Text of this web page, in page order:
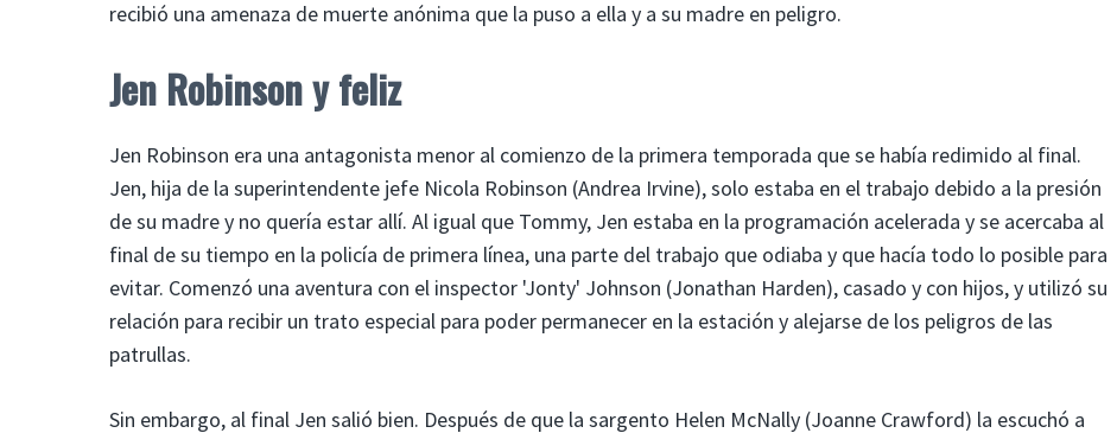
recibió una amenaza de muerte anónima que la puso a ella y a su madre en peligro.
Jen Robinson y feliz
Jen Robinson era una antagonista menor al comienzo de la primera temporada que se había redimido al final.
Jen, hija de la superintendente jefe Nicola Robinson (Andrea Irvine), solo estaba en el trabajo debido a la presión
de su madre y no quería estar allí. Al igual que Tommy, Jen estaba en la programación acelerada y se acercaba al
final de su tiempo en la policía de primera línea, una parte del trabajo que odiaba y que hacía todo lo posible para
evitar. Comenzó una aventura con el inspector 'Jonty' Johnson (Jonathan Harden), casado y con hijos, y utilizó su
relación para recibir un trato especial para poder permanecer en la estación y alejarse de los peligros de las
patrullas.
Sin embargo, al final Jen salió bien. Después de que la sargento Helen McNally (Joanne Crawford) la escuchó a